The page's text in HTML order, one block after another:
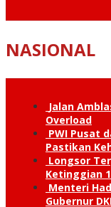
NASIONAL
Jalan
Overload
PWI Pusat
Pastikan
Longsor
Ketinggian
Menteri
Gubernur